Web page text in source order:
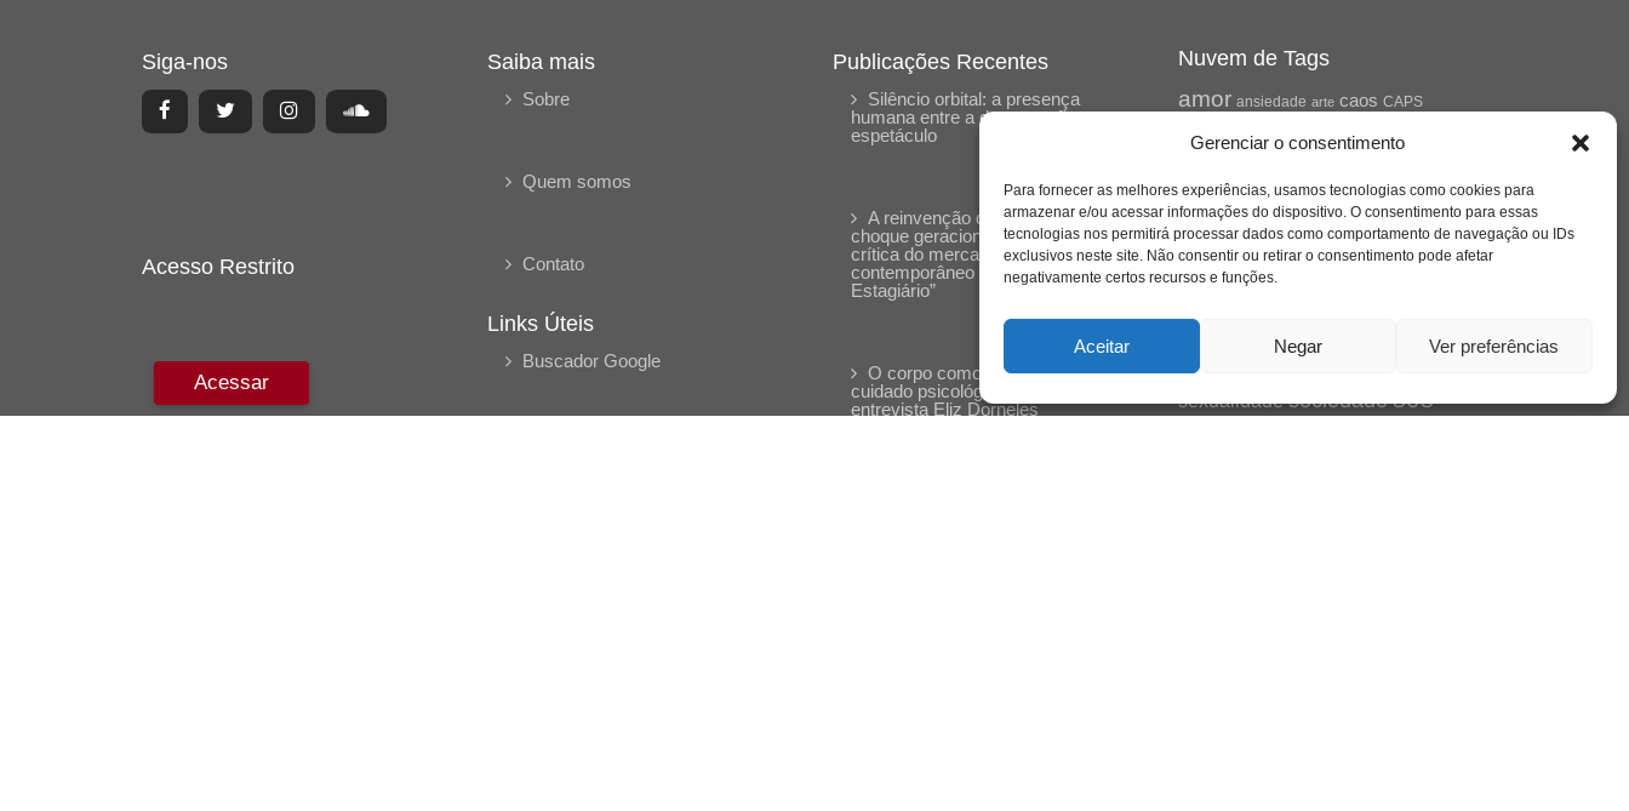
Gerenciar o consentimento
Para fornecer as melhores experiências, usamos tecnologias como cookies para
armazenar e/ou acessar informações do dispositivo. O consentimento para essas
tecnologias nos permitirá processar dados como comportamento de navegação ou IDs
exclusivos neste site. Não consentir ou retirar o consentimento pode afetar
negativamente certos recursos e funções.
Aceitar Negar Ver preferências
Siga-nos
Acesso Restrito
Acessar
Saiba mais
Sobre
Quem somos
Contato
Links Úteis
Buscador Google
Publicações Recentes
Silêncio orbital: a presença
humana entre a desconexão e o
espetáculo
A reinvenção do trabalho e o
choque geracional: uma análise
crítica do mercado
contemporâneo em “Um Senhor
Estagiário”
O corpo como expressão do
cuidado psicológico: (En)Cena
entrevista Eliz Dorneles
Nuvem de Tags
amor ansiedade arte caos CAPS
cinema comportamento corpo
educação entrevista escola família filme
infância insight jung liberdade
livro
loucura luto maternidade morte mulher
pandemia psicanálise
psicologia
saúde saúde mental
sexualidade sociedade SUS